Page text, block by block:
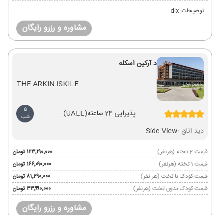
توضیحات: dlx
مشاوره و رزرو رایگان
د آرکین اسکله
THE ARKIN ISKILE
پذیرایی 24 ساعته (UALL)
5
شب
دید اتاق :Side View
قیمت 2 تخته (هرنفر)
۱۲۳٬۱۹۰٬۰۰۰ تومان
قیمت 1 تخته (هرنفر)
۱۶۶٬۰۹۰٬۰۰۰ تومان
قیمت کودک با تخت (هر نفر)
۸۱٬۲۹۰٬۰۰۰ تومان
قیمت کودک بدون تخت (هرنفر)
۳۳٬۹۹۰٬۰۰۰ تومان
مشاوره و رزرو رایگان